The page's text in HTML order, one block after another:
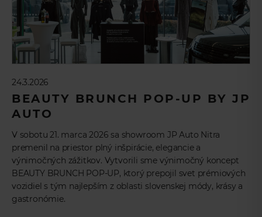
24.3.2026
BEAUTY BRUNCH POP-UP BY JP
AUTO
V sobotu 21. marca 2026 sa showroom JP Auto Nitra
premenil na priestor plný inšpirácie, elegancie a
výnimočných zážitkov. Vytvorili sme výnimočný koncept
BEAUTY BRUNCH POP-UP, ktorý prepojil svet prémiových
vozidiel s tým najlepším z oblasti slovenskej módy, krásy a
gastronómie.